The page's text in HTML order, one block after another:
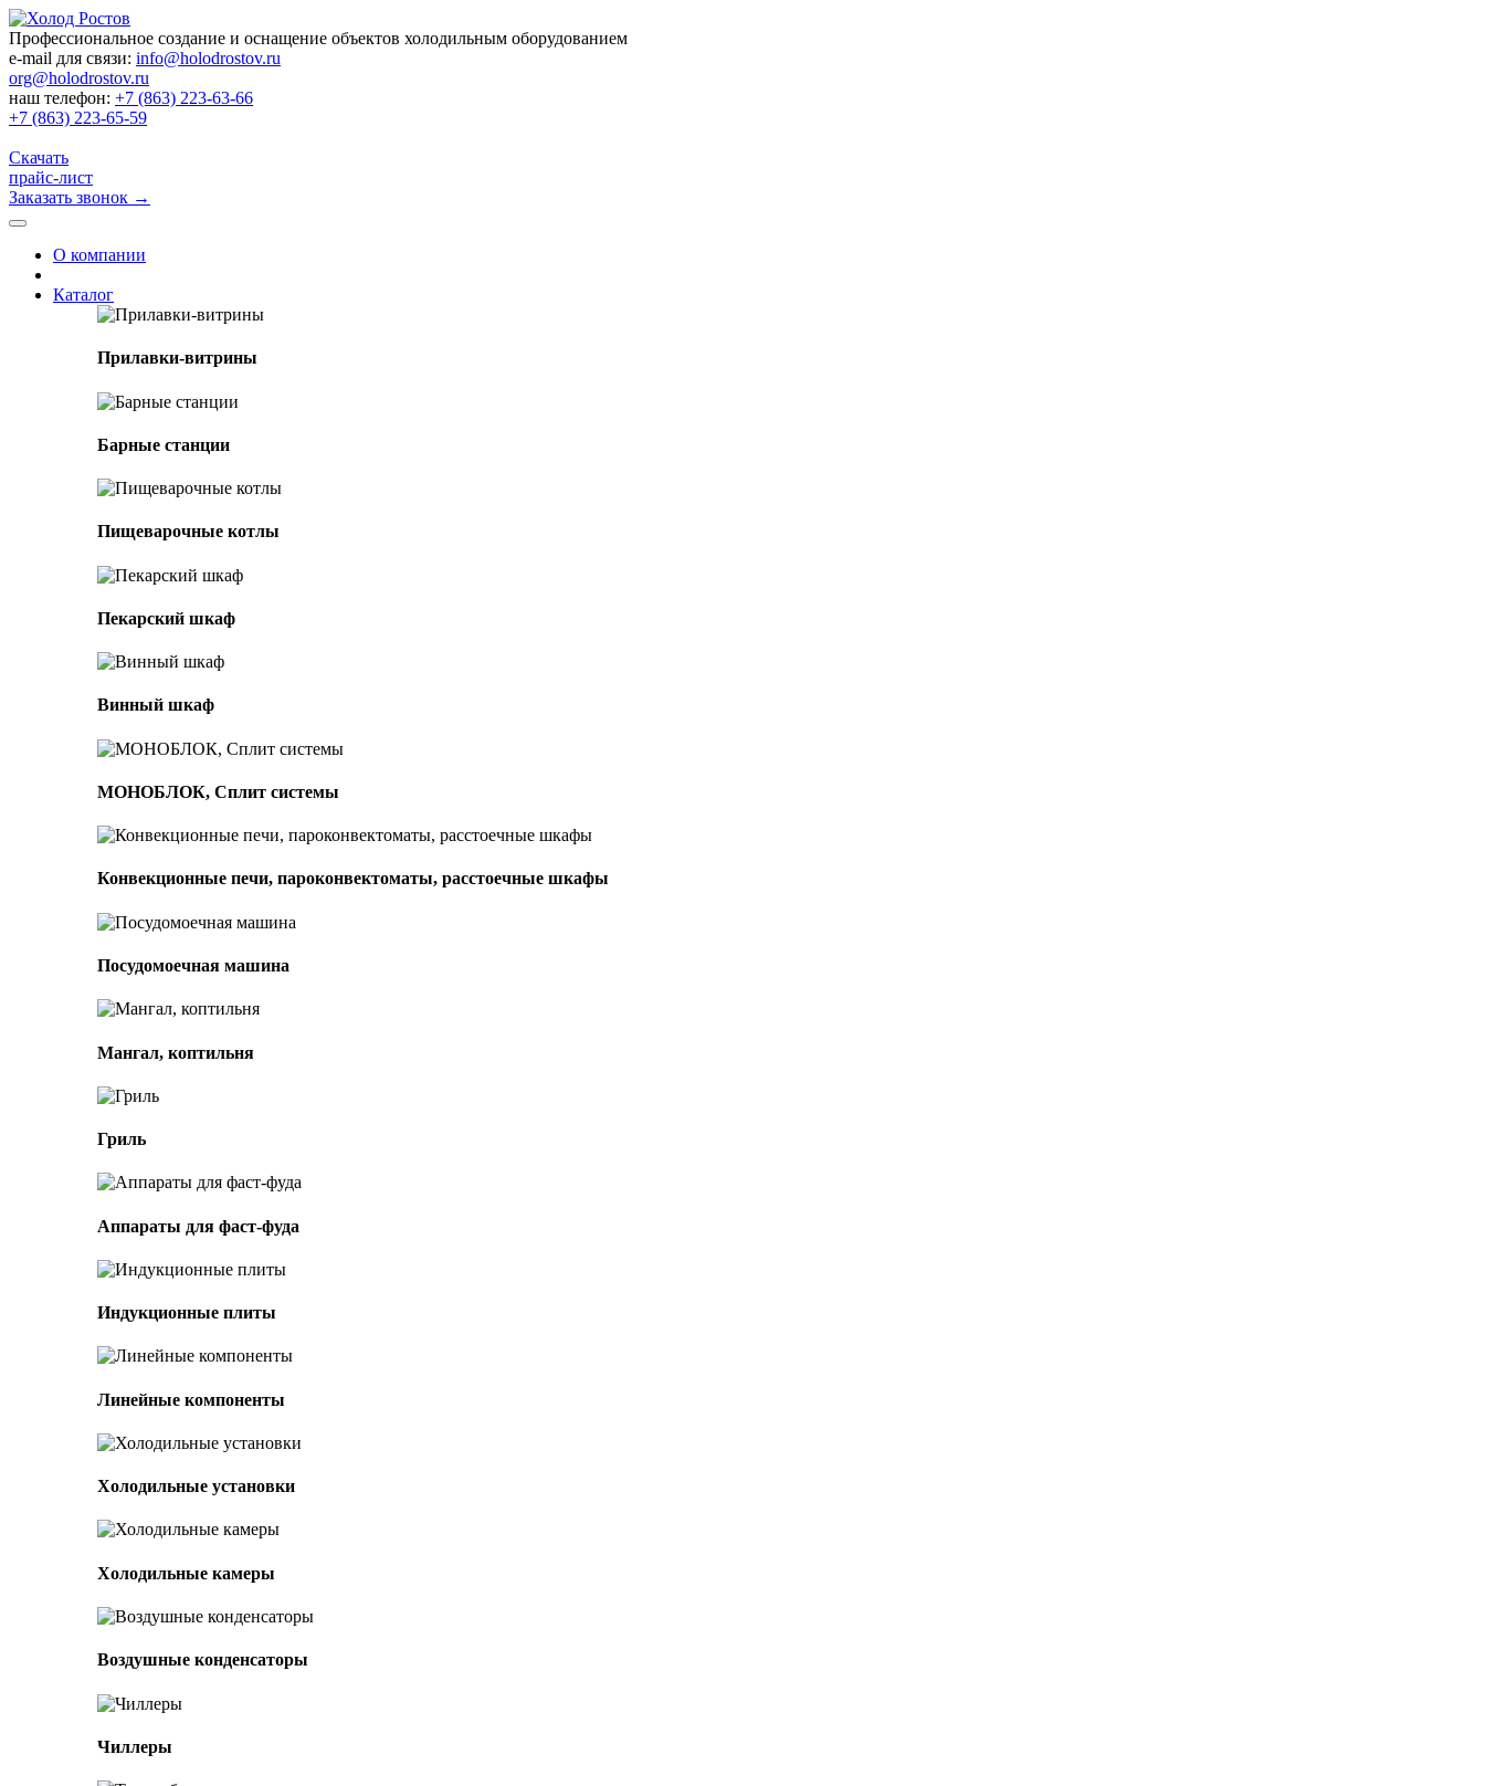
Профессиональное создание и оснащение объектов холодильным оборудованием
e-mail для связи: info@holodrostov.ru
org@holodrostov.ru
наш телефон: +7 (863) 223-63-66
+7 (863) 223-65-59
Скачать
прайс-лист
Заказать звонок →
О компании
Каталог
Прилавки-витрины
Барные станции
Пищеварочные котлы
Пекарский шкаф
Винный шкаф
МОНОБЛОК, Сплит системы
Конвекционные печи, пароконвектоматы, расстоечные шкафы
Посудомоечная машина
Мангал, коптильня
Гриль
Аппараты для фаст-фуда
Индукционные плиты
Линейные компоненты
Холодильные установки
Холодильные камеры
Воздушные конденсаторы
Чиллеры